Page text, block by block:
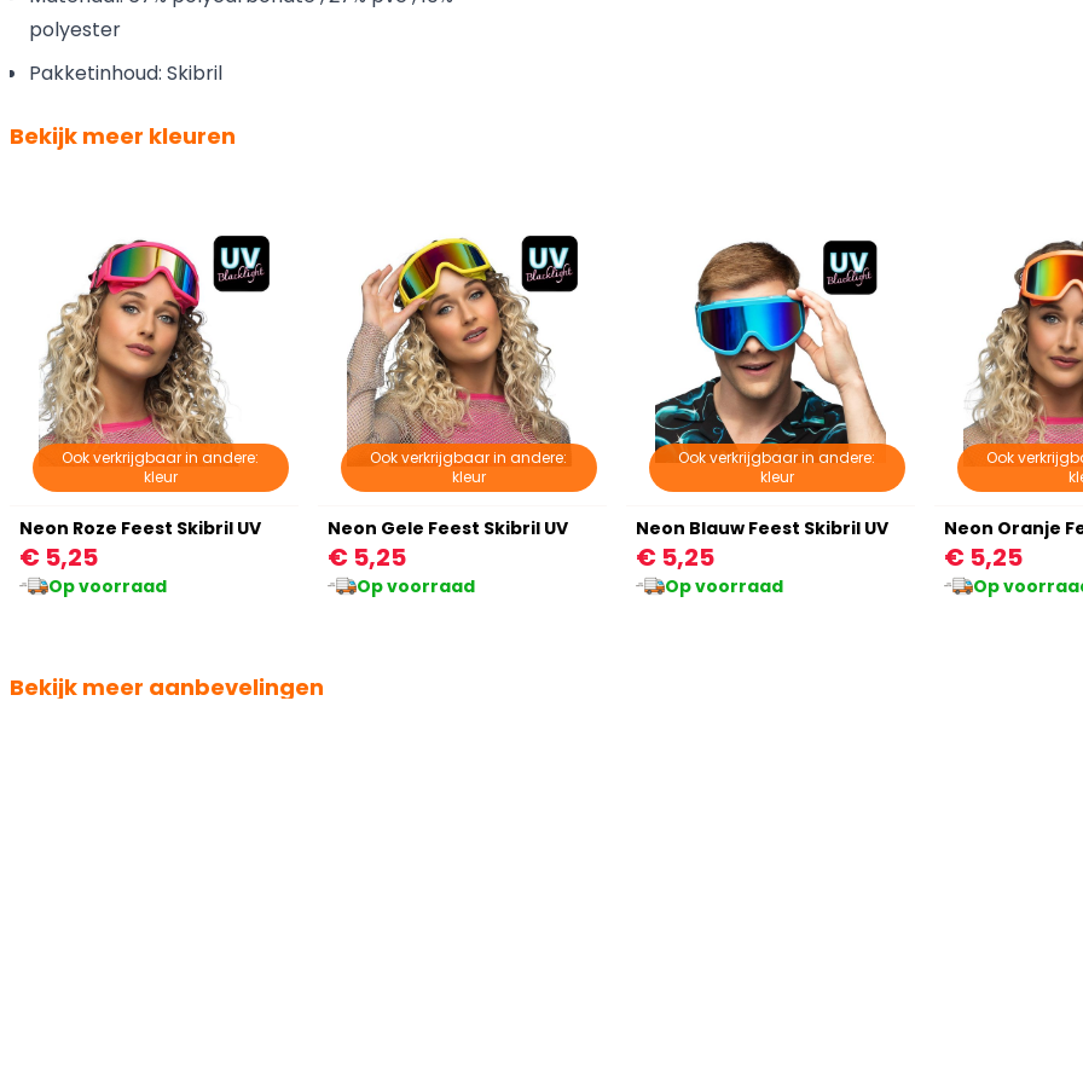
polyester
Pakketinhoud: Skibril
Bekijk meer kleuren
Ook verkrijgbaar in andere:
kleur
Neon Roze Feest Skibril UV
€ 5,25
Op voorraad
Ook verkrijgbaar in andere:
kleur
Neon Gele Feest Skibril UV
€ 5,25
Op voorraad
Ook verkrijgbaar in andere:
kleur
Neon Blauw Feest Skibril UV
€ 5,25
Op voorraad
Ook
Neon Oranje
€ 5,25
Op
Bekijk meer aanbevelingen